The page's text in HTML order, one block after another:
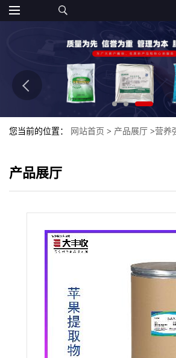
您当前的位置： 网站首页 > 产品展厅 >营养
产品展厅